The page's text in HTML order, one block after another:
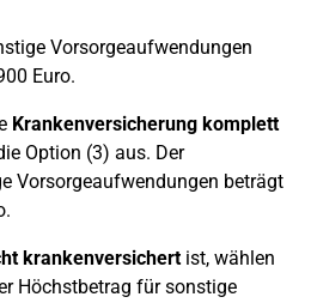
Vorsorgeaufwendungen
Euro.
Krankenversicherung komplett
Option (3) aus. Der
Vorsorgeaufwendungen beträgt
krankenversichertist, wählen
Höchstbetrag für sonstige